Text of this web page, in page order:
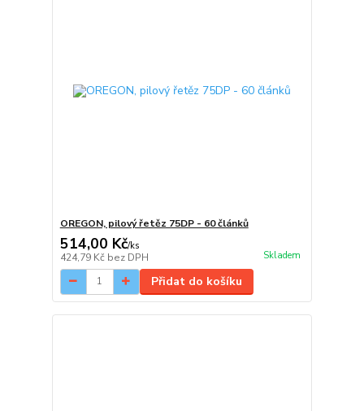
OREGON, pilový řetěz 75DP - 60 článků
514,00 Kč/ks
424,79 Kč bez DPH Skladem
Přidat do košíku